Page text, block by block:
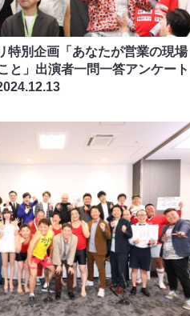
特別企画「あなたが営業の現場
と」出演者一問一答アンケート